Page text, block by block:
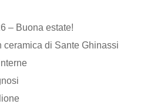
– Buona estate!
ceramica di Sante Ghinassi